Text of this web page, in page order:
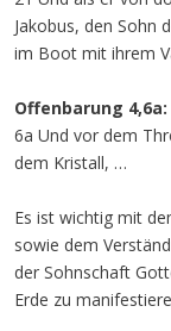
Jakobus, den Sohn
im Boot mit ihrem
Offenbarung 4,6a:
6a Und vor dem
dem Kristall, …
Es ist wichtig mit
sowie dem
der Sohnschaft
Erde zu